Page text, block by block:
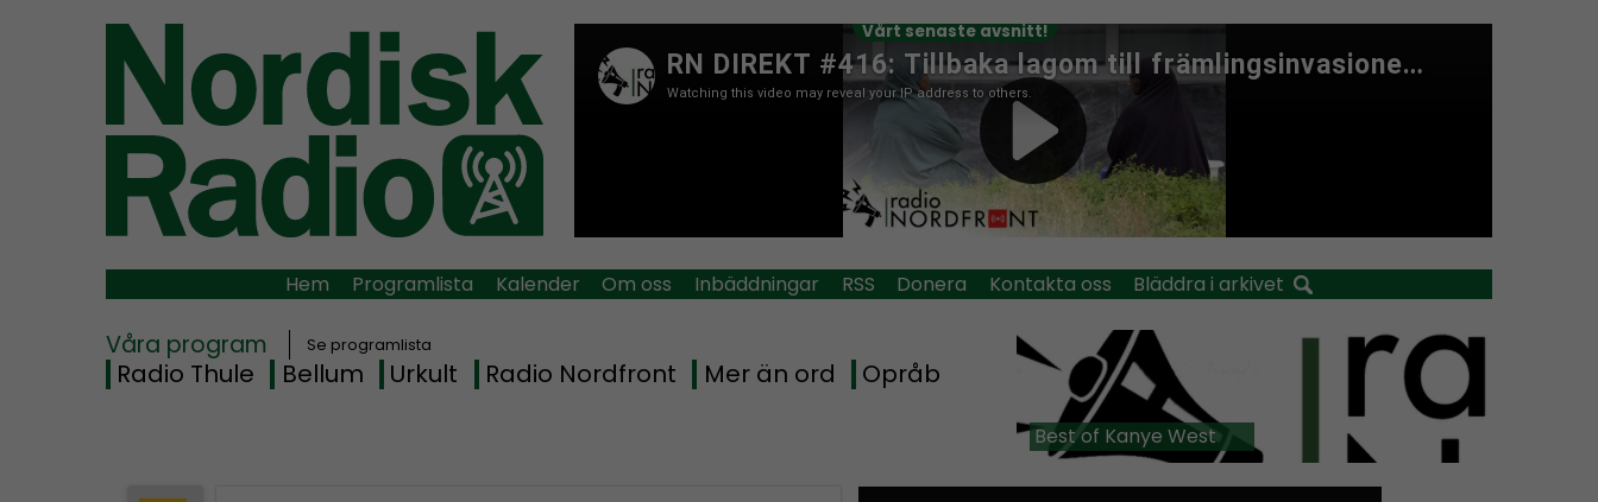
Vårt senaste avsnitt!
Hem Programlista Kalender Om oss Inbäddningar RSS Donera Kontakta oss Bläddra i arkivet
Våra program Se programlista
Radio Thule Bellum Urkult Radio Nordfront Mer än ord Opråb
Best of Kanye West